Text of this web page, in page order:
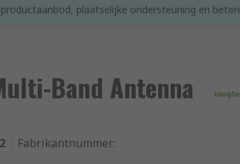
plaatselijke ondersteuning en
Band Antenna
Fabrikantnummer: